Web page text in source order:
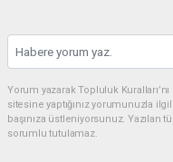
Yorum yazarak Topluluk
sitesine yaptığınız yorumunuzla
başınıza üstleniyorsunuz.
sorumlu tutulamaz.